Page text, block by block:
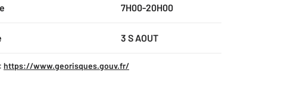
7H00-20H00
3 S AOUT
https://www.georisques.gouv.fr/